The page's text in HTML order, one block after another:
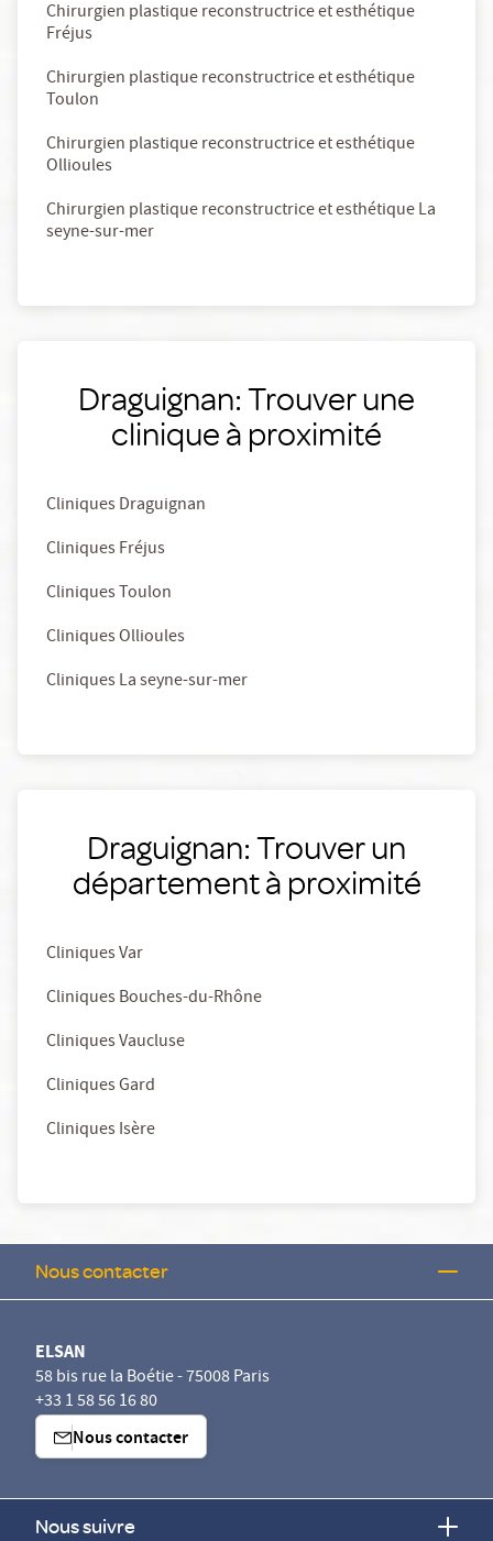
Chirurgien plastique reconstructrice et esthétique
Fréjus
Chirurgien plastique reconstructrice et esthétique
Toulon
Chirurgien plastique reconstructrice et esthétique
Ollioules
Chirurgien plastique reconstructrice et esthétique La
seyne-sur-mer
Draguignan: Trouver une
clinique à proximité
Cliniques Draguignan
Cliniques Fréjus
Cliniques Toulon
Cliniques Ollioules
Cliniques La seyne-sur-mer
Draguignan: Trouver un
département à proximité
Cliniques Var
Cliniques Bouches-du-Rhône
Cliniques Vaucluse
Cliniques Gard
Cliniques Isère
Nous contacter
ELSAN
58 bis rue la Boétie - 75008 Paris
+33 1 58 56 16 80
Nous contacter
Nous suivre